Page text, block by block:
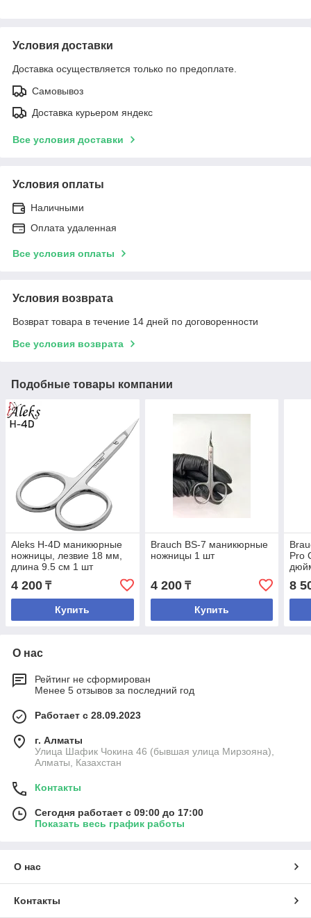
Условия доставки
Доставка осуществляется только по предоплате.
Самовывоз
Доставка курьером яндекс
Все условия доставки
Условия оплаты
Наличными
Оплата удаленная
Все условия оплаты
Условия возврата
Возврат товара в течение 14 дней по договоренности
Все условия возврата
Подобные товары компании
Aleks H-4D маникюрные
ножницы, лезвие 18 мм,
длина 9.5 см 1 шт
4 200 ₸
Купить
Brauch BS-7 маникюрные
ножницы 1 шт
4 200₸
Купить
Pro
8
О нас
Рейтинг не сформирован
Менее 5 отзывов за последний год
Работает с 28.09.2023
г. Алматы
Улица Шафик Чокина 46 (бывшая улица Мирзояна),
Алматы, Казахстан
Контакты
Сегодня работает с 09:00 до 17:00
Показать весь график работы
О нас
Контакты